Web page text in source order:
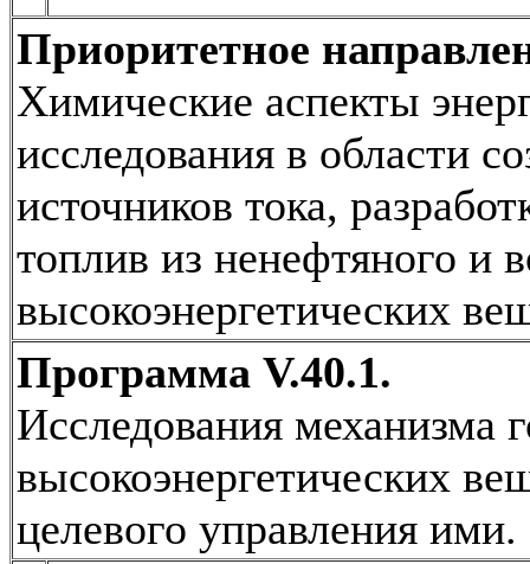
Приоритетное
Химические аспекты
исследования в области
источников тока,
топлив из ненефтяного и
высокоэнергетических
Программа V.40.1.
Исследования механизма
высокоэнергетических
целевого управления ими.